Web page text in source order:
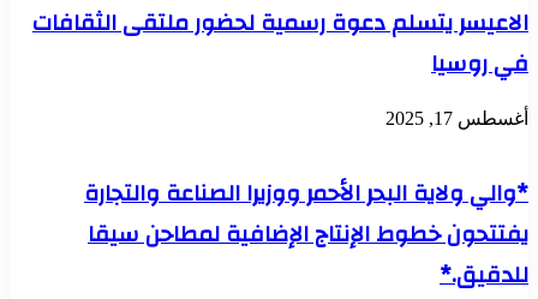
الاعيسر يتسلم دعوة رسمية لحضور ملتقى الثقافات
في روسيا
أغسطس 17, 2025
*والي ولاية البحر الأحمر ووزيرا الصناعة والتجارة
يفتتحون خطوط الإنتاج الإضافية لمطاحن سيقا
للدقيق.*